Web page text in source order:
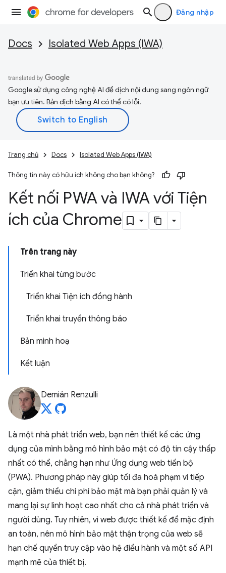
Đăng nhập
Docs Isolated Web Apps (IWA)
Google sử dụng công nghệ AI để dịch nội dung sang ngôn ngữ
bạn ưu tiên. Bản dịch bằng AI có thể có lỗi.
Trang chủ Docs Isolated Web Apps (IWA)
Thông tin này có hữu ích không cho bạn không?
Kết nối PWA và IWA với Tiện
ích của Chrome
Trên trang này
Triển khai từng bước
Triển khai Tiện ích đồng hành
Triển khai truyền thông báo
Bản minh hoạ
Kết luận
Demián Renzulli
Là một nhà phát triển web, bạn nên thiết kế các ứng
dụng của mình bằng mô hình bảo mật có độ tin cậy thấp
nhất có thể, chẳng hạn như Ứng dụng web tiến bộ
(PWA). Phương pháp này giúp tối đa hoá phạm vi tiếp
cận, giảm thiểu chi phí bảo mật mà bạn phải quản lý và
mang lại sự linh hoạt cao nhất cho cả nhà phát triển và
người dùng. Tuy nhiên, vì web được thiết kế để mặc định
an toàn, nên mô hình bảo mật thận trọng của web sẽ
hạn chế quyền truy cập vào hệ điều hành và một số API
mạnh mẽ của thiết bị.